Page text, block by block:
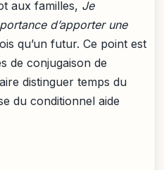
aux familles, Je
d’apporter une
qu’un futur. Ce point est
de conjugaison de
distinguer temps du
du conditionnel aide